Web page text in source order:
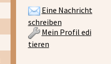
Eine Nachricht
schreiben
Mein Profil edi
tieren